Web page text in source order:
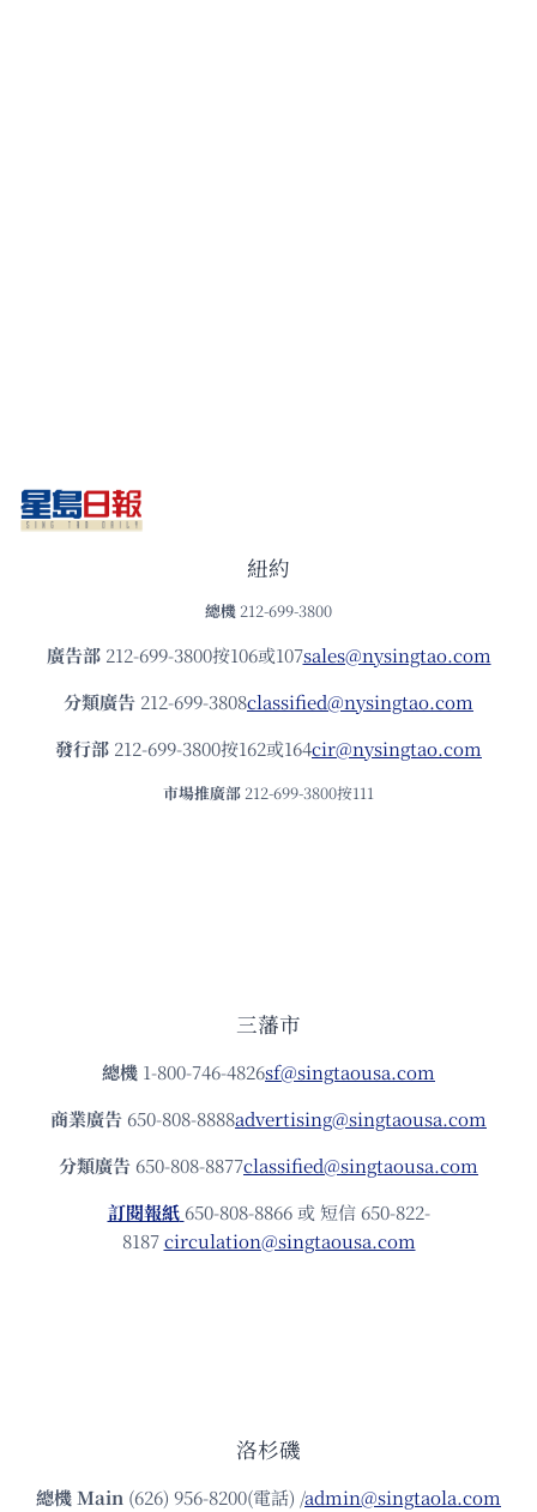
紐約
總機 212-699-3800
廣告部212-699-3800按106或107sales@nysingtao.com
分類廣告 212-699-3808classified@nysingtao.com
發⾏部 212-699-3800按162或164cir@nysingtao.com
市場推廣部 212-699-3800按111
三藩市
總機 1-800-746-4826sf@singtaousa.com
商業廣告 650-808-8888advertising@singtaousa.com
分類廣告 650-808-8877classified@singtaousa.com
訂閱報紙 650-808-8866 或 短信 650-822-
8187circulation@singtaousa.com
洛杉磯
總機Main (626) 956-8200(電話) /admin@singtaola.com